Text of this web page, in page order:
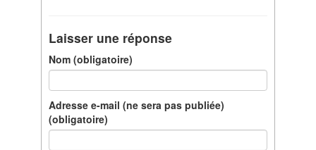
Laisser une réponse
Nom (obligatoire)
Adresse e-mail (ne sera pas publiée)
(obligatoire)